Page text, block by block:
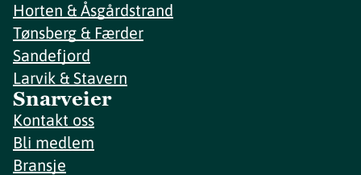
Horten & Åsgårdstrand
Tønsberg & Færder
Sandefjord
Larvik & Stavern
Snarveier
Kontakt oss
Bli medlem
Bransje